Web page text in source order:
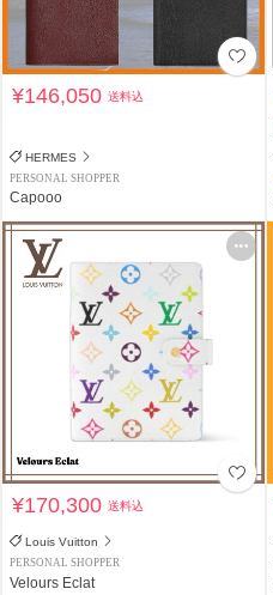
¥146,050送料込
HERMES
PERSONAL SHOPPER
Capooo
¥170,300送料込
Louis Vuitton
PERSONAL SHOPPER
Velours Eclat